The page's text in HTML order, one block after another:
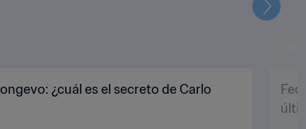
¿cuál es el secreto de Carlo